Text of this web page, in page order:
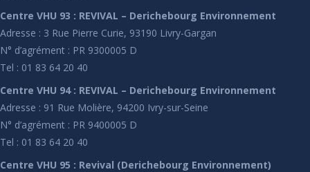
Centre VHU 93 : REVIVAL – Derichebourg Environnement
Adresse : 3 Rue Pierre Curie, 93190 Livry-Gargan
N° d’agrément : PR 9300005 D
Tel : 01 83 64 20 40
Centre VHU 94 : REVIVAL – Derichebourg Environnement
Adresse : 91 Rue Molière, 94200 Ivry-sur-Seine
N° d’agrément : PR 9400005 D
Tel : 01 83 64 20 40
Centre VHU 95 : Revival (Derichebourg Environnement)